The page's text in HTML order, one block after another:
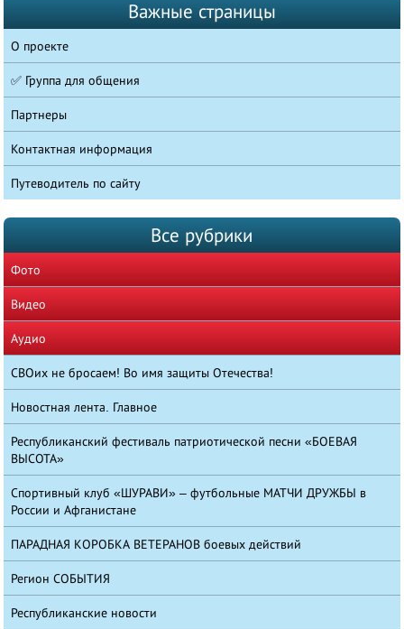
Важные страницы
О проекте
✅ Группа для общения
Партнеры
Контактная информация
Путеводитель по сайту
Все рубрики
Фото
Видео
Аудио
СВОих не бросаем! Во имя защиты Отечества!
Новостная лента. Главное
Республиканский фестиваль патриотической песни «БОЕВАЯ
ВЫСОТА»
Спортивный клуб «ШУРАВИ» – футбольные МАТЧИ ДРУЖБЫ в
России и Афганистане
ПАРАДНАЯ КОРОБКА ВЕТЕРАНОВ боевых действий
Регион СОБЫТИЯ
Республиканские новости